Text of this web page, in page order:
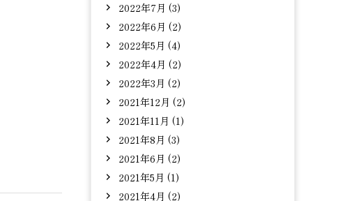
2022年7月 (3)
2022年6月 (2)
2022年5月 (4)
2022年4月 (2)
2022年3月 (2)
2021年12月 (2)
2021年11月 (1)
2021年8月 (3)
2021年6月 (2)
2021年5月 (1)
2021年4月 (2)